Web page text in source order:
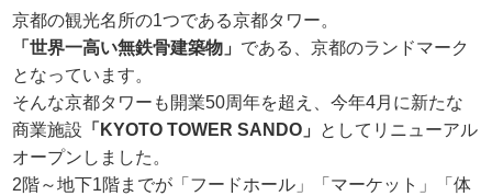
京都の観光名所の1つである京都タワー。
「世界一高い無鉄骨建築物」 である、京都のランドマーク
となっています。
そんな京都タワーも開業50周年を超え、今年4月に新たな
商業施設 「KYOTO TOWER SANDO」
としてリニューアル
オープンしました。
2階～地下1階までが「フードホール」「マーケット」「体